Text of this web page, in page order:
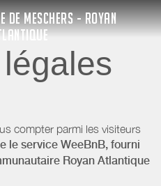
DE MESCHERS - ROYAN
compter parmi les visiteurs
le service WeeBnB, fourni
Royan Atlantique